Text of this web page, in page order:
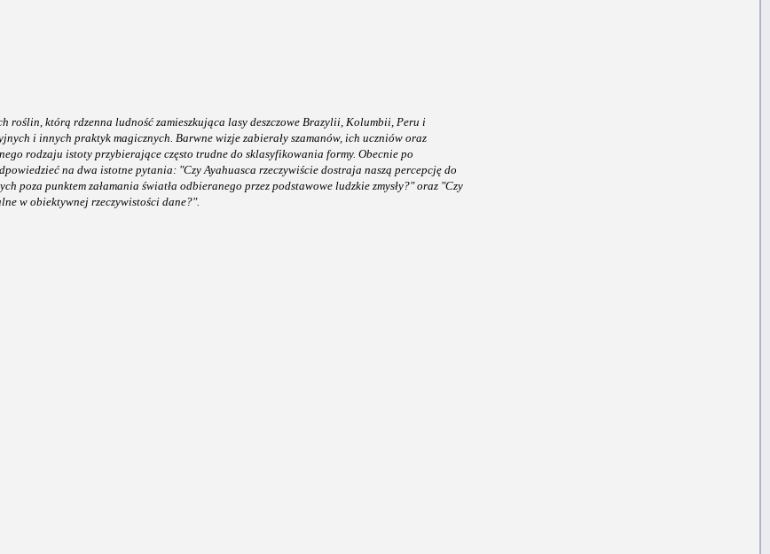
roślin, którą rdzenna ludność zamieszkująca lasy deszczowe Brazylii, Kolumbii, Peru i
i innych praktyk magicznych. Barwne wizje zabierały szamanów, ich uczniów oraz
rodzaju istoty przybierające często trudne do sklasyfikowania formy. Obecnie po
na dwa istotne pytania: "Czy Ayahuasca rzeczywiście dostraja naszą percepcję do
punktem załamania światła odbieranego przez podstawowe ludzkie zmysły?" oraz "Czy
w obiektywnej rzeczywistości dane?".